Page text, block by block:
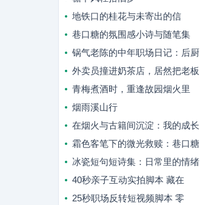
地铁口的桂花与未寄出的信
巷口糖的氛围感小诗与随笔集
锅气老陈的中年职场日记：后厨
外卖员撞进奶茶店，居然把老板
青梅煮酒时，重逢故园烟火里
烟雨溪山行
在烟火与古籍间沉淀：我的成长
霜色客笔下的微光救赎：巷口糖
冰瓷短句短诗集：日常里的情绪
40秒亲子互动实拍脚本 藏在
25秒职场反转短视频脚本 零